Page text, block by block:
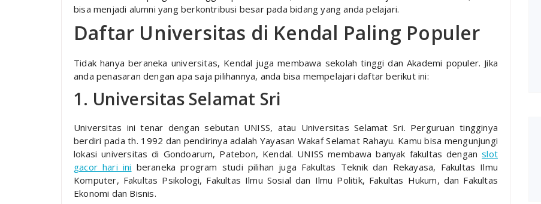
bisa menjadi alumni yang berkontribusi besar pada bidang yang anda pelajari.
Daftar Universitas di Kendal Paling Populer
Tidak hanya beraneka universitas, Kendal juga membawa sekolah tinggi dan Akademi populer. Jika
anda penasaran dengan apa saja pilihannya, anda bisa mempelajari daftar berikut ini:
1. Universitas Selamat Sri
Universitas ini tenar dengan sebutan UNISS, atau Universitas Selamat Sri. Perguruan tingginya
berdiri pada th. 1992 dan pendirinya adalah Yayasan Wakaf Selamat Rahayu. Kamu bisa mengunjungi
lokasi universitas di Gondoarum, Patebon, Kendal. UNISS membawa banyak fakultas denganslot
gacor hari ini beraneka program studi pilihan juga Fakultas Teknik dan Rekayasa, Fakultas Ilmu
Komputer, Fakultas Psikologi, Fakultas Ilmu Sosial dan Ilmu Politik, Fakultas Hukum, dan Fakultas
Ekonomi dan Bisnis.